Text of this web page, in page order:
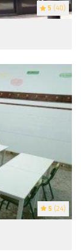
5 (40)
5 (24)